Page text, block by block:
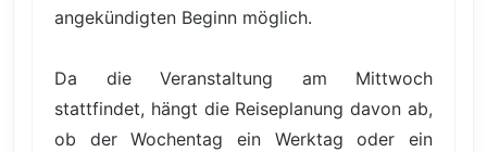
angekündigten Beginn möglich.
Da die Veranstaltung am Mittwoch
stattfindet, hängt die Reiseplanung davon ab,
ob der Wochentag ein Werktag oder ein